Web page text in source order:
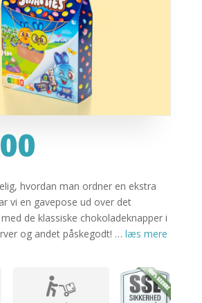
hvordan man ordner en ekstra
vi en gavepose ud over det
de klassiske chokoladeknapper i
og andet påskegodt! … læs mere